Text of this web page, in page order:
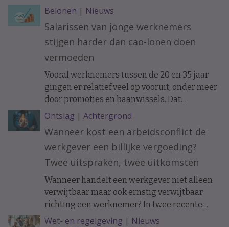
Belonen | Nieuws
Salarissen van jonge werknemers
stijgen harder dan cao-lonen doen
vermoeden
Vooral werknemers tussen de 20 en 35 jaar
gingen er relatief veel op vooruit, onder meer
door promoties en baanwissels. Dat
constateren economen van ABN Amro in
vakblad ESB, meldt De Telegraaf.
Ontslag | Achtergrond
Wanneer kost een arbeidsconflict de
werkgever een billijke vergoeding?
Twee uitspraken, twee uitkomsten
Wanneer handelt een werkgever niet alleen
verwijtbaar maar ook ernstig verwijtbaar
richting een werknemer? In twee recente
uitspraken werd de arbeidsovereenkomst
Wet- en regelgeving | Nieuws